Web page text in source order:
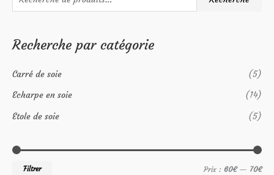
e
h
r
c
h
p
Recherche par catégorie
Carré de soie (5)
Echarpe en soie (14)
Etole de soie (5)
Filtrer Prix : 60€— 70€